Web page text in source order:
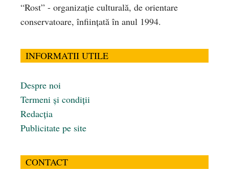
“Rost” - organizaţie culturală, de orientare
conservatoare, înfiinţată în anul 1994.
INFORMATII UTILE
Despre noi
Termeni și condiții
Redacția
Publicitate pe site
CONTACT